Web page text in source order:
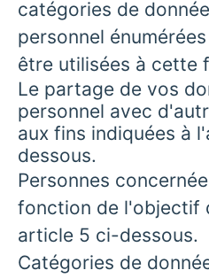
catégories de
personnel
être utilisées à cette
Le partage de vos
personnel avec
aux fins indiquées à
dessous.
Personnes
fonction de l'objectif
article 5 ci-dessous.
Catégories de